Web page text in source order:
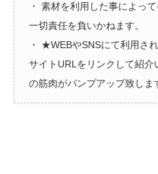
・ 素材を利用した事によっ
一切責任を負いかねます。
・ ★WEBやSNSにて利用さ
サイトURLをリンクして紹介
の筋肉がパンプアップ致しま